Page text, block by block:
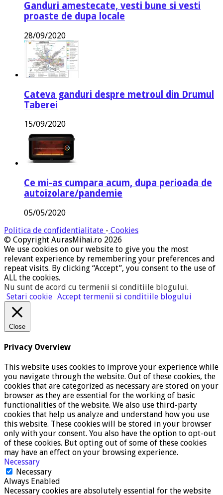
Ganduri amestecate, vesti bune si vesti
proaste de dupa locale
28/09/2020
Cateva ganduri despre metroul din Drumul
Taberei
15/09/2020
Ce mi-as cumpara acum, dupa perioada de
autoizolare/pandemie
05/05/2020
Politica de confidentialitate - Cookies
© Copyright AurasMihai.ro 2026
We use cookies on our website to give you the most
relevant experience by remembering your preferences and
repeat visits. By clicking “Accept”, you consent to the use of
ALL the cookies.
Nu sunt de acord cu termenii si conditiile blogului.
Setari cookie Accept termenii si conditiile blogului
Close
Privacy Overview
This website uses cookies to improve your experience while
you navigate through the website. Out of these cookies, the
cookies that are categorized as necessary are stored on your
browser as they are essential for the working of basic
functionalities of the website. We also use third-party
cookies that help us analyze and understand how you use
this website. These cookies will be stored in your browser
only with your consent. You also have the option to opt-out
of these cookies. But opting out of some of these cookies
may have an effect on your browsing experience.
Necessary
Necessary
Always Enabled
Necessary cookies are absolutely essential for the website